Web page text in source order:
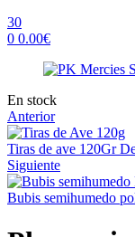
30
0 0.00€
Availability:
En stock
Anterior
Tiras de ave 120Gr
Siguiente
Bubis semihumedo